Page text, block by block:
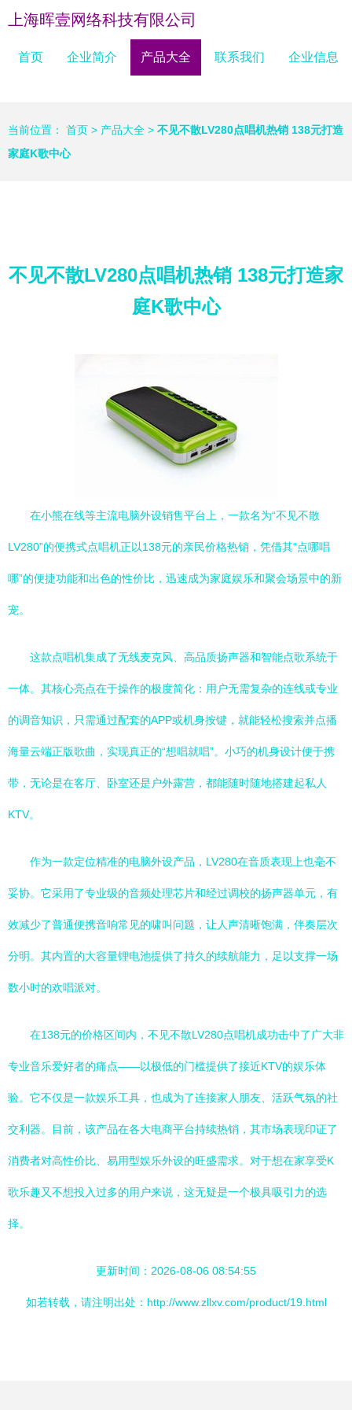
上海晖壹网络科技有限公司
首页 企业简介 产品大全 联系我们 企业信息
当前位置： 首页 > 产品大全 > 不见不散LV280点唱机热销 138元打造
家庭K歌中心
不见不散LV280点唱机热销 138元打造家
庭K歌中心
在小熊在线等主流电脑外设销售平台上，一款名为“不见不散
LV280”的便携式点唱机正以138元的亲民价格热销，凭借其“点哪唱
哪”的便捷功能和出色的性价比，迅速成为家庭娱乐和聚会场景中的新
宠。
这款点唱机集成了无线麦克风、高品质扬声器和智能点歌系统于
一体。其核心亮点在于操作的极度简化：用户无需复杂的连线或专业
的调音知识，只需通过配套的APP或机身按键，就能轻松搜索并点播
海量云端正版歌曲，实现真正的“想唱就唱”。小巧的机身设计便于携
带，无论是在客厅、卧室还是户外露营，都能随时随地搭建起私人
KTV。
作为一款定位精准的电脑外设产品，LV280在音质表现上也毫不
妥协。它采用了专业级的音频处理芯片和经过调校的扬声器单元，有
效减少了普通便携音响常见的啸叫问题，让人声清晰饱满，伴奏层次
分明。其内置的大容量锂电池提供了持久的续航能力，足以支撑一场
数小时的欢唱派对。
在138元的价格区间内，不见不散LV280点唱机成功击中了广大非
专业音乐爱好者的痛点——以极低的门槛提供了接近KTV的娱乐体
验。它不仅是一款娱乐工具，也成为了连接家人朋友、活跃气氛的社
交利器。目前，该产品在各大电商平台持续热销，其市场表现印证了
消费者对高性价比、易用型娱乐外设的旺盛需求。对于想在家享受K
歌乐趣又不想投入过多的用户来说，这无疑是一个极具吸引力的选
择。
更新时间：2026-08-06 08:54:55
如若转载，请注明出处：http://www.zllxv.com/product/19.html